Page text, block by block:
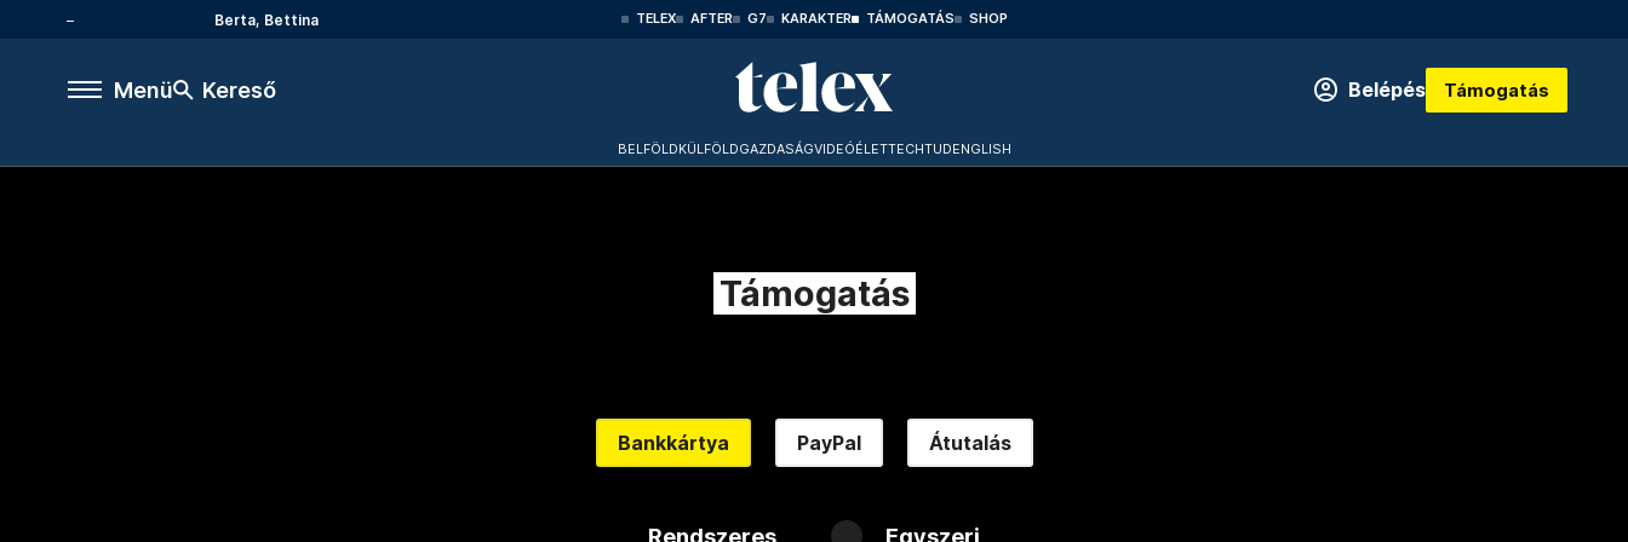
Berta, Bettina TELEX AFTER G7 KARAKTER TÁMOGATÁS SHOP
Menü Kereső Belépés Támogatás
BELFÖLDKÜLFÖLDGAZDASÁGVIDEÓÉLETTECHTUDENGLISH
Támogatás
Bankkártya PayPal Átutalás
Rendszeres Egyszeri